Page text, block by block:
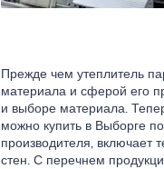
Прежде чем утеплитель
материала и сферой его
и выборе материала.
можно купить в Выборге
производителя, включает
стен. С перечнем